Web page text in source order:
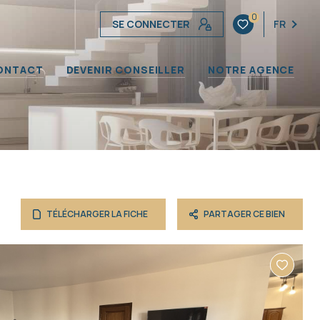
SE CONNECTER
0
FR
DEVENIR CONSEILLER NOTRE AGENCE
TÉLÉCHARGER LA FICHE PARTAGER CE BIEN